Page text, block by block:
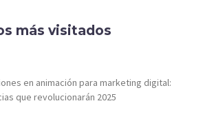
más visitados
en animación para marketing digital:
que revolucionarán 2025